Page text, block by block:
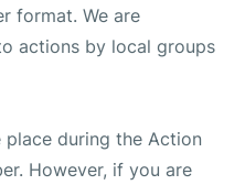
format. We are
actions by local groups
during the Action
However, if you are